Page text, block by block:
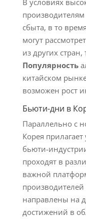
В условиях
сбыта, в то
могут
из других
Популярность
китайском
возможен рост
Бьюти-дни в
Параллельно с
Корея
бьюти-
проходят в
важной
направлены на
достижений в